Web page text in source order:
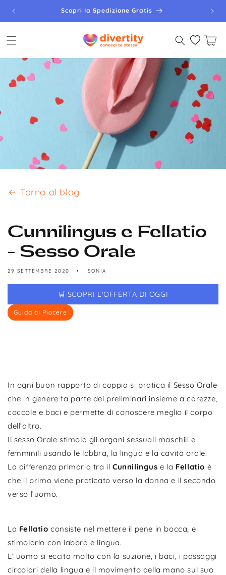
direttamente
ai contenuti
Pacco 100% Anonimo
Carrello
Torna al blog
Cunnilingus e Fellatio
- Sesso Orale
29 SETTEMBRE 2020 SONIA
🛒 SCOPRI L'OFFERTA DI OGGI
Guida al Piacere
In ogni buon rapporto di coppia si pratica il Sesso Orale
che in genere fa parte dei preliminari insieme a carezze,
coccole e baci e permette di conoscere meglio il corpo
dell’altro.
Il sesso Orale stimola gli organi sessuali maschili e
femminili usando le labbra, la lingua e la cavità orale.
La differenza primaria tra il Cunnilingus e la Fellatio è
che il primo viene praticato verso la donna e il secondo
verso l’uomo.
La Fellatio consiste nel mettere il pene in bocca, e
stimolarlo con labbra e lingua.
L' uomo si eccita molto con la suzione, i baci, i passaggi
circolari della lingua e il movimento della mano sul suo